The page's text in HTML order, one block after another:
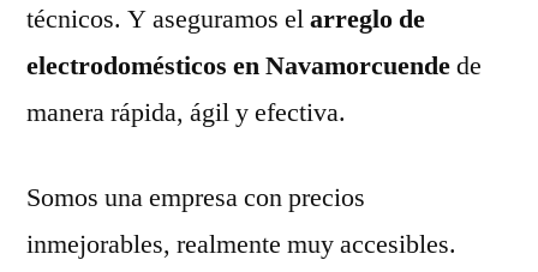
técnicos. Y aseguramos elarreglo de
electrodomésticos en Navamorcuendede
manera rápida, ágil y efectiva.
Somos una empresa con precios
inmejorables, realmente muy accesibles.